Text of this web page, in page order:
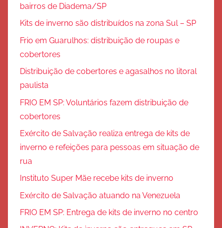
bairros de Diadema/SP
Kits de inverno são distribuídos na zona Sul – SP
Frio em Guarulhos: distribuição de roupas e
cobertores
Distribuição de cobertores e agasalhos no litoral
paulista
FRIO EM SP: Voluntários fazem distribuição de
cobertores
Exército de Salvação realiza entrega de kits de
inverno e refeições para pessoas em situação de
rua
Instituto Super Mãe recebe kits de inverno
Exército de Salvação atuando na Venezuela
FRIO EM SP: Entrega de kits de inverno no centro